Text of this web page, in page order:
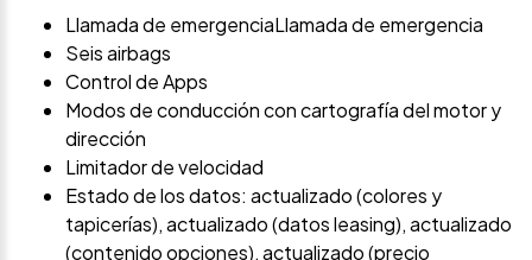
Llamada de emergenciaLlamada de emergencia
Seis airbags
Control de Apps
Modos de conducción con cartografía del motor y
dirección
Limitador de velocidad
Estado de los datos: actualizado (colores y
tapicerías), actualizado (datos leasing), actualizado
(contenido opciones), actualizado (precio